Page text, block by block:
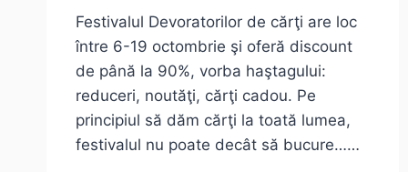
Festivalul Devoratorilor de cărţi are loc
între 6-19 octombrie şi oferă discount
de până la 90%, vorba haştagului:
reduceri, noutăţi, cărţi cadou. Pe
principiul să dăm cărţi la toată lumea,
festivalul nu poate decât să bucure……